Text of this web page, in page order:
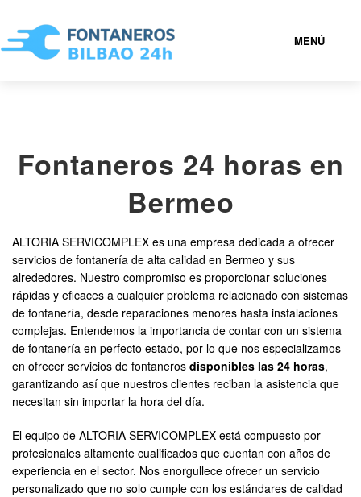
MENÚ
946 53 50 89
FONTANEROS BILBAO BARATOS
SERVICIOS
POBLACIONES
CONTACTAR
Fontaneros 24 horas en
Bermeo
ALTORIA SERVICOMPLEX es una empresa dedicada a ofrecer
servicios de fontanería de alta calidad en Bermeo y sus
alrededores. Nuestro compromiso es proporcionar soluciones
rápidas y eficaces a cualquier problema relacionado con sistemas
de fontanería, desde reparaciones menores hasta instalaciones
complejas. Entendemos la importancia de contar con un sistema
de fontanería en perfecto estado, por lo que nos especializamos
en ofrecer servicios de fontaneros disponibles las 24 horas,
garantizando así que nuestros clientes reciban la asistencia que
necesitan sin importar la hora del día.
El equipo de ALTORIA SERVICOMPLEX está compuesto por
profesionales altamente cualificados que cuentan con años de
experiencia en el sector. Nos enorgullece ofrecer un servicio
personalizado que no solo cumple con los estándares de calidad